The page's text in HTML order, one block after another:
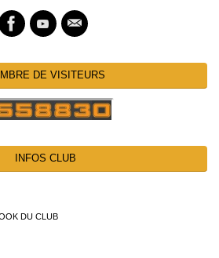
DE VISITEURS
INFOS CLUB
DU CLUB